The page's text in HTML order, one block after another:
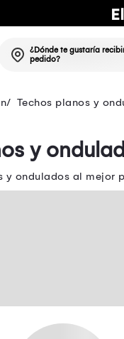
¿Dónde te gustaría
pedido?
Techos planos y
y
y ondulados al mejor